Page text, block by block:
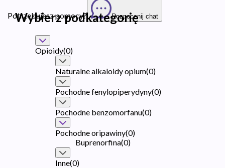
Potrzebujesz pomocy? Rozpocznij chat
Wybierz podkategorię
Opioidy(0)
Naturalne alkaloidy opium(0)
Pochodne fenylopiperydyny(0)
Pochodne benzomorfanu(0)
Pochodne oripawiny(0)
Buprenorfina(0)
Inne(0)